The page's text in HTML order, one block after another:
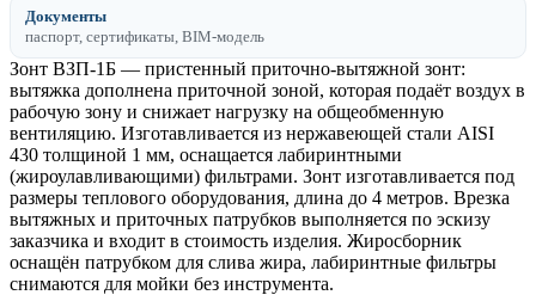
Документы
паспорт, сертификаты, BIM-модель
Зонт ВЗП-1Б — пристенный приточно-вытяжной зонт:
вытяжка дополнена приточной зоной, которая подаёт воздух в
рабочую зону и снижает нагрузку на общеобменную
вентиляцию. Изготавливается из нержавеющей стали AISI
430 толщиной 1 мм, оснащается лабиринтными
(жироулавливающими) фильтрами. Зонт изготавливается под
размеры теплового оборудования, длина до 4 метров. Врезка
вытяжных и приточных патрубков выполняется по эскизу
заказчика и входит в стоимость изделия. Жиросборник
оснащён патрубком для слива жира, лабиринтные фильтры
снимаются для мойки без инструмента.